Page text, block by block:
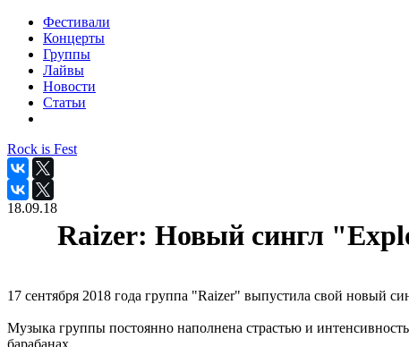
Фестивали
Концерты
Группы
Лайвы
Новости
Статьи
Rock is Fest
18.09.18
Raizer: Новый сингл
17 сентября 2018 года группа "Raizer" выпустила свой новый
Музыка группы постоянно наполнена страстью и
барабанах.